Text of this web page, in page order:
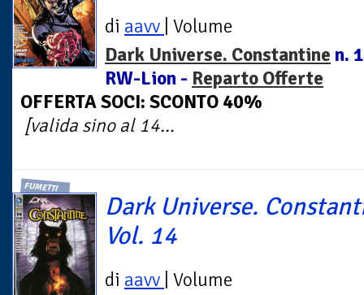
di aavv | Volume
Dark Universe. Constantine n.
RW-Lion - Reparto Offerte
OFFERTA SOCI: SCONTO 40%
[valida sino al 14...
FUMETTI
Dark Universe.
Vol. 14
di aavv | Volume